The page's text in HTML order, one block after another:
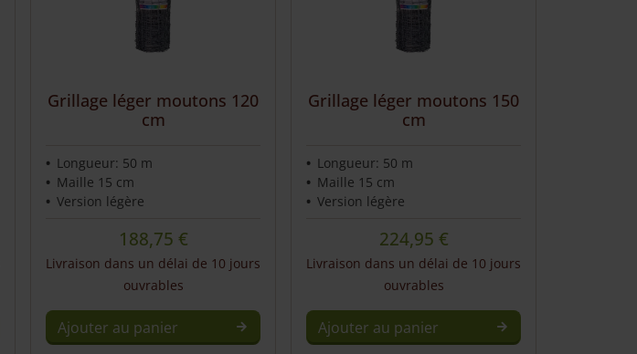
Grillage léger moutons 120
cm
Longueur: 50 m
Maille 15 cm
Version légère
188,75 €
Livraison dans un délai de 10 jours
ouvrables
Ajouter au panier
Grillage léger moutons 150
cm
Longueur: 50 m
Maille 15 cm
Version légère
224,95 €
Livraison dans un délai de 10 jours
ouvrables
Ajouter au panier